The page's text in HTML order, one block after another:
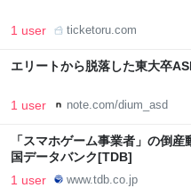
1 user ticketoru.com
エリートから脱落した東大卒
1 user note.com/dium_asd
「スマホゲーム事業者」の倒
国データバンク[TDB]
1 user www.tdb.co.jp